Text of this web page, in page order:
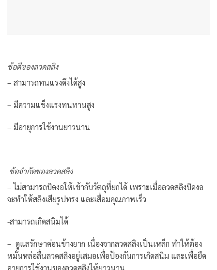
ข้อดีของลวดสลิง
– สามารถทนแรงดึงได้สูง
– มีความแข็งแรงทนทานสูง
– มีอายุการใช้งานยาวนาน
ข้อจำกัดของลวดสลิง
– ไม่สามารถบิดงอให้เข้ากับวัตถุที่ยกได้ เพราะเมื่อลวดสลิงบิดงอ
จะทำให้สลิงเสียรูปทรง และเสื่อมคุณภาพเร็ว
-สามารถเกิดสนิมได้
– ดูแลรักษาค่อนข้างยาก เนื่องจากลวดสลิงเป็นเหล็ก ทำให้ต้อง
หมั่นหล่อลื่นลวดสลิงอยู่เสมอเพื่อป้องกันการเกิดสนิม และเพื่อยืด
อายุการใช้งานของลวดสลิงให้ยาวนาน